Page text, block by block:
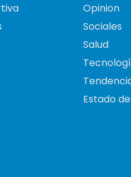
Opinion
Sociales
Salud
Estado